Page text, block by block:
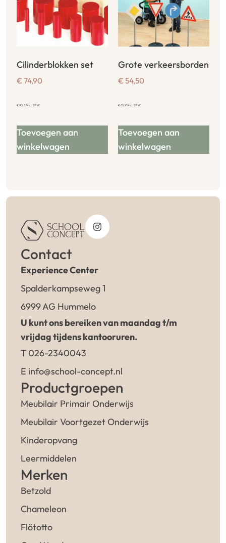
Cilinderblokken set
€ 74,90
€90,63incl. BTW
Toevoegen aan
winkelwagen
Grote verkeersborden
€ 54,50
€65,95incl. BTW
Toevoegen aan
winkelwagen
Contact
Experience Center
Spalderkampseweg 1
6999 AG Hummelo
U kunt ons bereiken van maandag t/m
vrijdag tijdens kantooruren.
T 026-2340043
E info@school-concept.nl
Productgroepen
Meubilair Primair Onderwijs
Meubilair Voortgezet Onderwijs
Kinderopvang
Leermiddelen
Merken
Betzold
Chameleon
Flötotto